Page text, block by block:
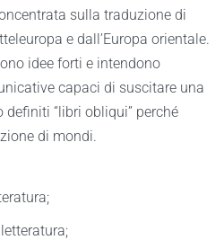
sulla traduzione di
e dall’Europa orientale.
idee forti e intendono
capaci di suscitare una
“libri obliqui” perché
di mondi.